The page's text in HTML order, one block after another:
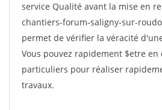
service Qualité avant la mise en
chantiers-forum-saligny-sur-
permet de vérifier la véracité
Vous pouvez rapidement $etre en
particuliers pour réaliser
travaux.